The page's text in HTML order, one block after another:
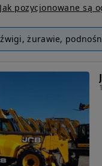
Jak pozycjonowane są
żurawie,